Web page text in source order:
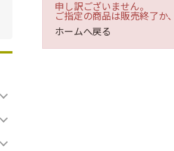
申し訳ございません。
ご指定の商品は販売終了か
ホームへ戻る